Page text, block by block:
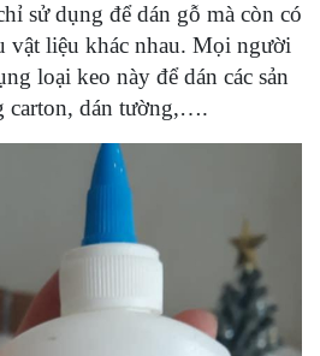
sử dụng để dán gỗ mà còn có
vật liệu khác nhau. Mọi người
loại keo này để dán các sản
carton, dán tường,….